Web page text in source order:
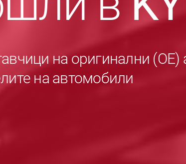
на оригинални
на автомобили